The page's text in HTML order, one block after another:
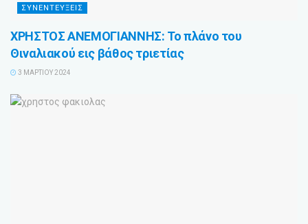
ΣΥΝΕΝΤΕΥΞΕΙΣ
ΧΡΗΣΤΟΣ ΑΝΕΜΟΓΙΑΝΝΗΣ: Το πλάνο του
Θιναλιακού εις βάθος τριετίας
3 ΜΑΡΤΊΟΥ 2024